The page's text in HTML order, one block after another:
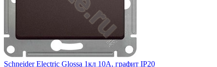
Schneider Electric Glossa 1кл 10А, графит IP20